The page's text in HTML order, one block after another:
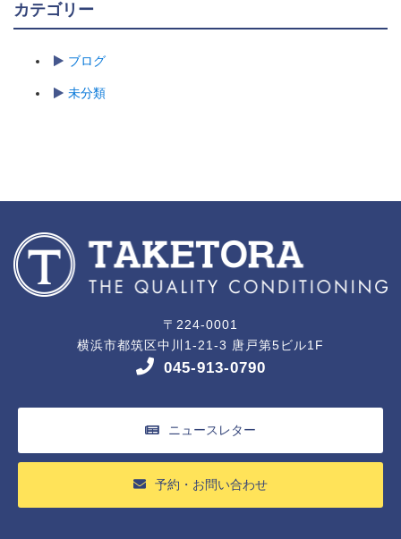
カテゴリー
ブログ
未分類
〒224-0001
横浜市都筑区中川1-21-3 唐戸第5ビル1F
045-913-0790
ニュースレター
予約・お問い合わせ